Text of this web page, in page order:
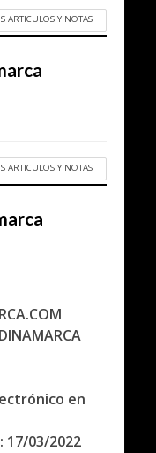
ARTICULOS Y NOTAS
ARTICULOS Y NOTAS
en
17/03/2022